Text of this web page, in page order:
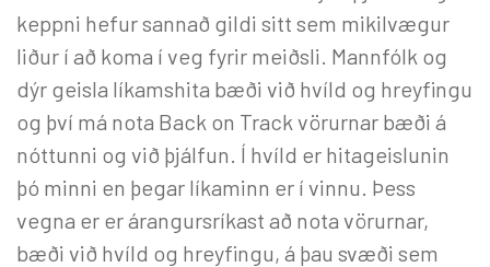
keppni hefur sannað gildi sitt sem mikilvægur
liður í að koma í veg fyrir meiðsli. Mannfólk og
dýr geisla líkamshita bæði við hvíld og hreyfingu
og því má nota Back on Track vörurnar bæði á
nóttunni og við þjálfun. Í hvíld er hitageislunin
þó minni en þegar líkaminn er í vinnu. Þess
vegna er er árangursríkast að nota vörurnar,
bæði við hvíld og hreyfingu, á þau svæði sem